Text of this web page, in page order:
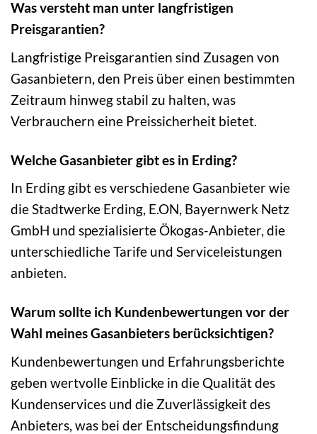
Was versteht man unter langfristigen
Preisgarantien?
Langfristige Preisgarantien sind Zusagen von
Gasanbietern, den Preis über einen bestimmten
Zeitraum hinweg stabil zu halten, was
Verbrauchern eine Preissicherheit bietet.
Welche Gasanbieter gibt es in Erding?
In Erding gibt es verschiedene Gasanbieter wie
die Stadtwerke Erding, E.ON, Bayernwerk Netz
GmbH und spezialisierte Ökogas-Anbieter, die
unterschiedliche Tarife und Serviceleistungen
anbieten.
Warum sollte ich Kundenbewertungen vor der
Wahl meines Gasanbieters berücksichtigen?
Kundenbewertungen und Erfahrungsberichte
geben wertvolle Einblicke in die Qualität des
Kundenservices und die Zuverlässigkeit des
Anbieters, was bei der Entscheidungsfindung